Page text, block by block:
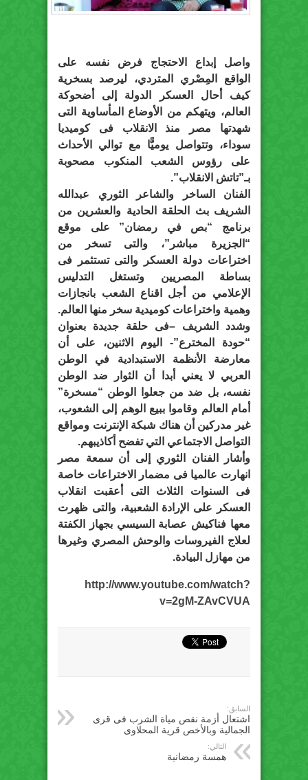
واصل إبداع الاحتجاج فرض نفسه على
الواقع المِصْري المتردي، ليرصد بسخرية
كيف أحال العسكر الدولة إلى أضحوكة
العالم، ويتهكم من الأوضاع المأساوية التى
شهدتها مصر منذ الانقلاب فى كوميديا
سوداء، وتتواصل يوميًّا مع توالي الأحداث
على رؤوس الشعب المنكوب مصحوبة
بـ”تاتش الانقلاب”.
الفنان الساخر والشاعر الثوري عبدالله
الشريف بث الحلقة الحادية والعشرين من
برنامج “بص في رمضان” على موقع
“الجزيرة مباشر”، والتى تسخر من
اختراعات دولة العسكر والتى تستثمر فى
بساطة المصريين وتستغل التدليس
الإعلامي من أجل اقناع الشعب بانجازات
وهمية واختراعات كوميدية سخر منها العالم.
وشدد الشريف –فى حلقة جديدة بعنوان
“حودة المخترع”- اليوم الاثنين، على أن
معارضة الأنظمة الاستبدادية في الوطن
العربي لا يعني أبدا أن الثوار ضد الوطن
نفسه، بل ضد من جعلوا الوطن “مسخرة”
أمام العالم وقاموا ببيع الوهم إلى الشعوب،
غير مدركين أن هناك شبكة الإنترنت ومواقع
التواصل الاجتماعي التي تفضح أكاذيبهم.
وأشار الفنان الثوري إلى أن سمعة مصر
انهارت عالميا فى مضمار الاختراعات خاصة
فى السنوات الثلاث التى أعقبت انقلاب
العسكر على الإرادة الشعبية، والتى ظهرت
معها فناكيش عصابة السيسي بجهاز الكفتة
لعلاج الفيروسات والوحش المصري وغيرها
من مهازل البيادة.
http://www.youtube.com/watch?
v=2gM-ZAvCVUA
السابق:
اشتعال أزمة نقص مياة الشرب فى قرى
الجمالية وبالأخص قرية المحلاوى
التالي:
همسة رمضانية